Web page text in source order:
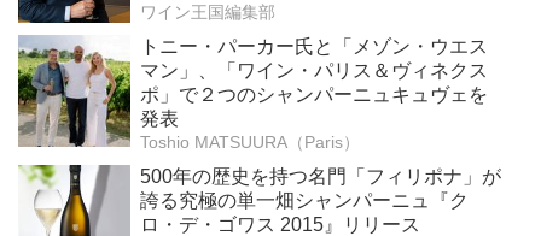
ワイン王国編集部
トニー・パーカー氏と「メゾン・ウエス
マン」、「ワイン・パリス＆ヴィネクス
ポ」で２つのシャンパーニュキュヴェを
発表
Toshio MATSUURA（Paris）
500年の歴史を持つ名門「フィリポナ」が
誇る究極の単一畑シャンパーニュ『ク
ロ・デ・ゴワス 2015』リリース